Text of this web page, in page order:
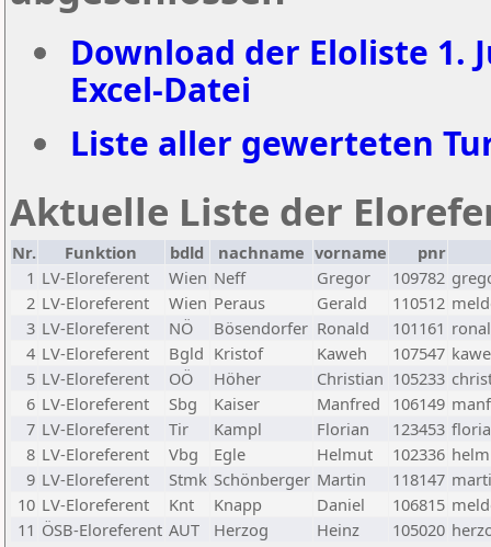
Download der Eloliste 1.
Excel-Datei
Liste aller gewerteten
Aktuelle Liste der
Nr. Funktion bdld nachname vorname
pnr
1 LV-Eloreferent Wien Neff Gregor 109782
2 LV-Eloreferent Wien Peraus Gerald 110512
3 LV-Eloreferent NÖ Bösendorfer Ronald 101161
4 LV-Eloreferent Bgld Kristof Kaweh 107547
5 LV-Eloreferent OÖ Höher Christian 105233
6 LV-Eloreferent Sbg Kaiser Manfred 106149
7 LV-Eloreferent Tir Kampl Florian 123453
8 LV-Eloreferent Vbg Egle Helmut 102336
9 LV-Eloreferent Stmk Schönberger Martin 118147
10 LV-Eloreferent Knt Knapp Daniel 106815
11 ÖSB-Eloreferent AUT Herzog Heinz 105020